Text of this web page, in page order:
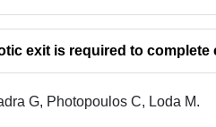
exit is required to
G, Photopoulos C, Loda M.